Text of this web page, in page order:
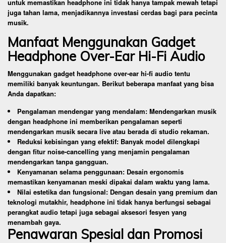
untuk memastikan headphone ini tidak hanya tampak mewah tetapi
juga tahan lama, menjadikannya investasi cerdas bagi para pecinta
musik.
Manfaat Menggunakan Gadget
Headphone Over-Ear Hi-Fi Audio
Menggunakan gadget headphone over-ear hi-fi audio tentu
memiliki banyak keuntungan. Berikut beberapa manfaat yang bisa
Anda dapatkan:
Pengalaman mendengar yang mendalam: Mendengarkan musik
dengan headphone ini memberikan pengalaman seperti
mendengarkan musik secara live atau berada di studio rekaman.
Reduksi kebisingan yang efektif: Banyak model dilengkapi
dengan fitur noise-cancelling yang menjamin pengalaman
mendengarkan tanpa gangguan.
Kenyamanan selama penggunaan: Desain ergonomis
memastikan kenyamanan meski dipakai dalam waktu yang lama.
Nilai estetika dan fungsional: Dengan desain yang premium dan
teknologi mutakhir, headphone ini tidak hanya berfungsi sebagai
perangkat audio tetapi juga sebagai aksesori fesyen yang
menambah gaya.
Penawaran Spesial dan Promosi